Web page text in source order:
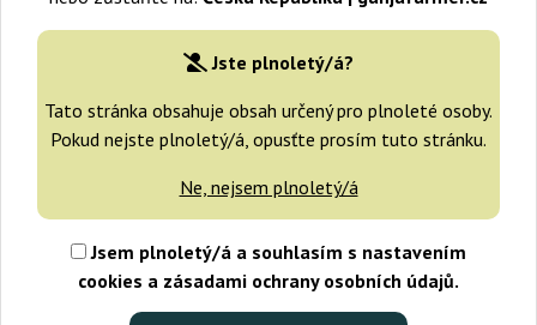
Jste plnoletý/á?
Tato stránka obsahuje obsah určený pro plnoleté osoby.
Pokud nejste plnoletý/á, opusťte prosím tuto stránku.
Ne, nejsem plnoletý/á
Jsem plnoletý/á a souhlasím s nastavením
cookies a zásadami ochrany osobních údajů.